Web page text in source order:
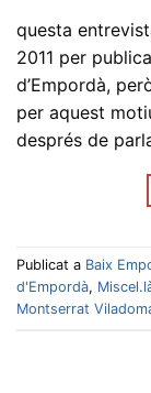
questa
2011 per
d’Empordà,
per aquest
després de
Publicat a Baix
d'Empordà,
Montserrat